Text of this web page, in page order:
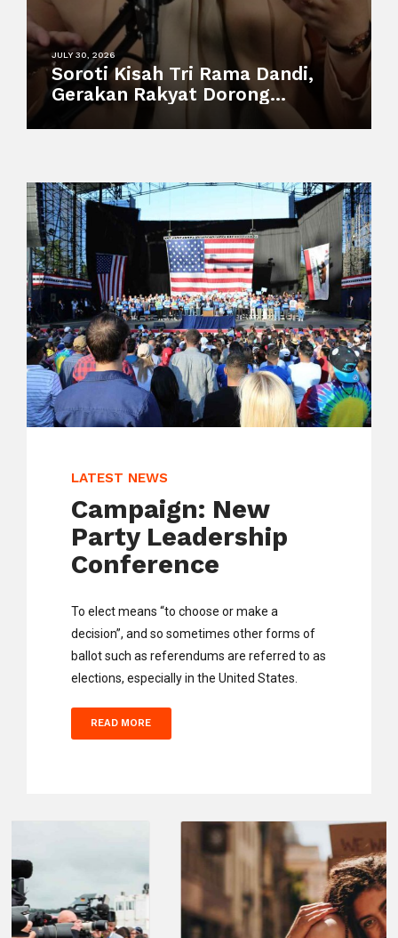
JULY 30, 2026
Soroti Kisah Tri Rama Dandi,
Gerakan Rakyat Dorong
Perlindungan Pekerja
Informal dan Sistem Sosial
LATEST NEWS
Campaign: New
Party Leadership
Conference
To elect means “to choose or make a
decision”, and so sometimes other forms of
ballot such as referendums are referred to as
elections, especially in the United States.
READ MORE